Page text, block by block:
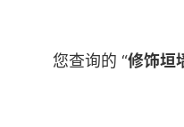
您查询的 “修饰垣